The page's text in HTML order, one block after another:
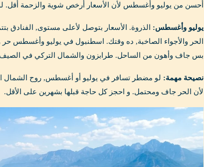
أحسن من يوليو وأغسطس لأن الأسعار أرخص شوية والزحمة أقل. لو
يوليو وأغسطس:
بس جاف وأهون من الساحل. طرابزون والشمال التركي في الصيف
نصيحة مهمة: لو مضطر تسافر في يوليو أو أغسطس, روح الشمال
لأن الحر جاف ومحتمل. و احجز كل حاجة قبلها بشهرين على الأقل.